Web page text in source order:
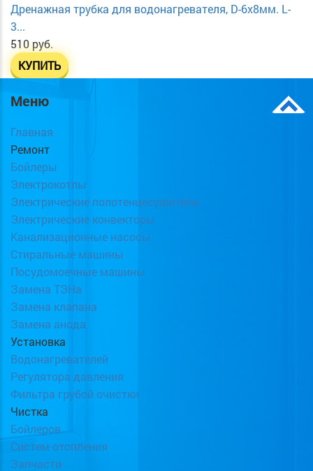
Дренажная трубка для водонагревателя, D-6х8мм. L-
3...
510 руб.
КУПИТЬ
Меню
Главная
Ремонт
Бойлеры
Электрокотлы
Электрические полотенцесушители
Электрические конвекторы
Канализационные насосы
Стиральные машины
Посудомоечные машины
Замена ТЭНа
Замена клапана
Замена анода
Установка
Водонагревателей
Регулятора давления
Фильтра грубой очистки
Чистка
Бойлеров
Систем отопления
Запчасти